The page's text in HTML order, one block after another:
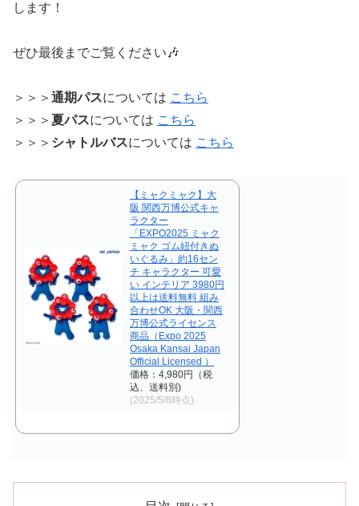
します！
ぜひ最後までご覧ください🎶
＞＞＞ 通期パスについては こちら
＞＞＞ 夏パスについては こちら
＞＞＞ シャトルバスについては こちら
【ミャクミャク】大
阪 関西万博公式キャ
ラクター
「EXPO2025 ミャク
ミャク ゴム紐付きぬ
いぐるみ」約16セン
チ キャラクター 可愛
い インテリア 3980円
以上は送料無料 組み
合わせOK 大阪・関西
万博公式ライセンス
商品（Expo 2025
Osaka Kansai Japan
Official Licensed ）
価格：4,980円（税
込、送料別)
(2025/5/8時点)